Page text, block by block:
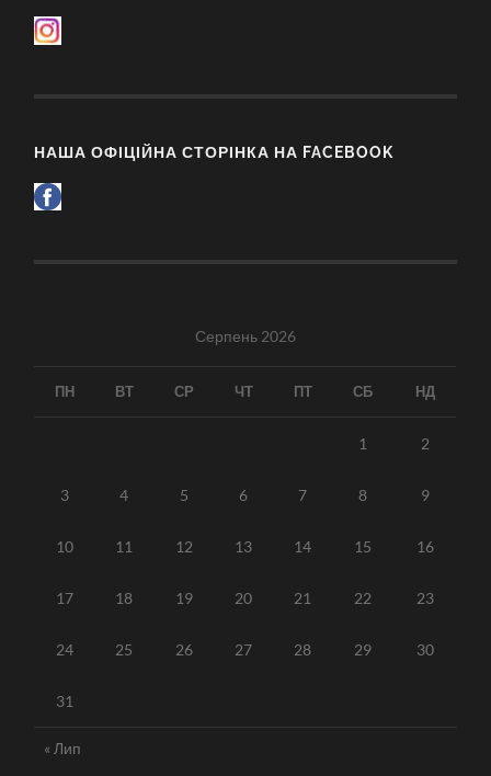
НАША ОФІЦІЙНА СТОРІНКА НА FACEBOOK
Серпень 2026
ПН ВТ СР ЧТ ПТ СБ НД
1 2
3 4 5 6 7 8 9
10 11 12 13 14 15 16
17 18 19 20 21 22 23
24 25 26 27 28 29 30
31
« Лип